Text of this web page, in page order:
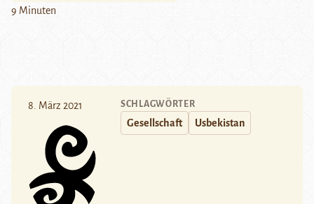
9 Minuten
8. März 2021 SCHLAGWÖRTER
Gesellschaft Usbekistan